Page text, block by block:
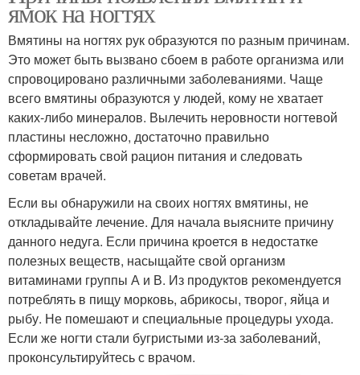
ямок на ногтях
Вмятины на ногтях рук образуются по разным причинам.
Это может быть вызвано сбоем в работе организма или
спровоцировано различными заболеваниями. Чаще
всего вмятины образуются у людей, кому не хватает
каких-либо минералов. Вылечить неровности ногтевой
пластины несложно, достаточно правильно
сформировать свой рацион питания и следовать
советам врачей.
Если вы обнаружили на своих ногтях вмятины, не
откладывайте лечение. Для начала выясните причину
данного недуга. Если причина кроется в недостатке
полезных веществ, насыщайте свой организм
витаминами группы А и В. Из продуктов рекомендуется
потреблять в пищу морковь, абрикосы, творог, яйца и
рыбу. Не помешают и специальные процедуры ухода.
Если же ногти стали бугристыми из-за заболеваний,
проконсультируйтесь с врачом.